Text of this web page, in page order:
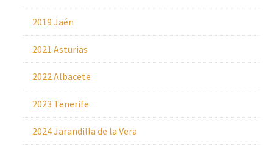
2019 Jaén
2021 Asturias
2022 Albacete
2023 Tenerife
2024 Jarandilla de la Vera